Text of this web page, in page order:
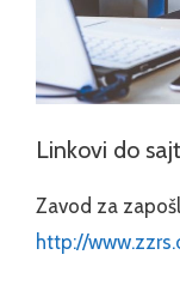
Linkovi do
Zavod za
http://